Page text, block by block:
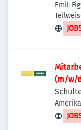
Emil-
(m/w/